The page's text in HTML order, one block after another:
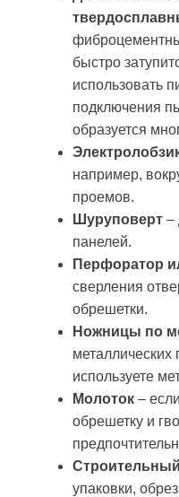
быстро
использовать
подключения
образуется
например,
проемов.
Шуруповерт –
панелей.
Перфоратор
сверления
обрешетки.
Ножницы по
используете
Молоток –
обрешетку и
упаковки,